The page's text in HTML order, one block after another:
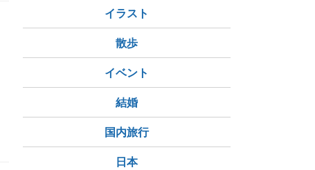
イラスト
散歩
イベント
結婚
国内旅行
日本